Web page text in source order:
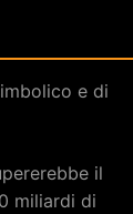
e di
il
miliardi di